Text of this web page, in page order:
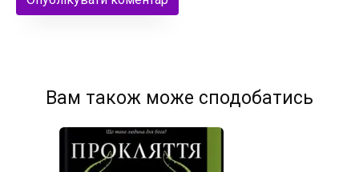
Вам також може сподобатись